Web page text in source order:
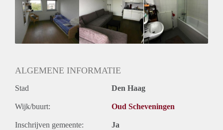
Inkomen eis
N.V.T.
Huurtermijn
Onbepaalde termijn
ALGEMENE INFORMATIE
Stad Den Haag
Wijk/buurt: Oud Scheveningen
Inschrijven gemeente: Ja